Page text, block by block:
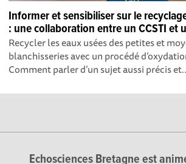
Informer et sensibiliser sur le
: une collaboration entre un CCSTI et
Recycler les eaux usées des petites et
blanchisseries avec un procédé
Comment parler d’un sujet aussi précis
Echosciences Bretagne est